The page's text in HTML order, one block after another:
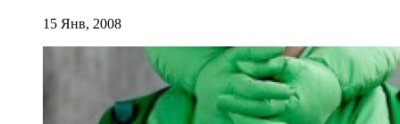
15 Янв, 2008